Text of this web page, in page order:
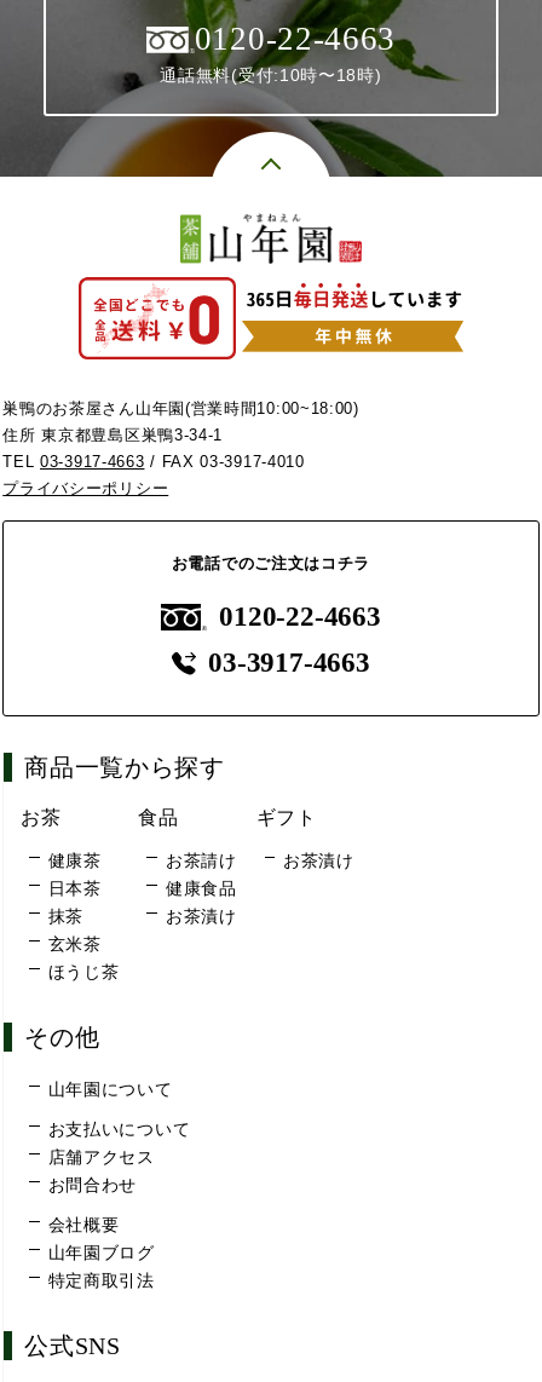
0120-22-4663
通話無料(受付:10時〜18時)
巣鴨のお茶屋さん山年園(営業時間10:00~18:00)
住所 東京都豊島区巣鴨3-34-1
TEL03-3917-4663 / FAX 03-3917-4010
プライバシーポリシー
お電話でのご注文はコチラ
0120-22-4663
03-3917-4663
商品一覧から探す
お茶
健康茶
日本茶
抹茶
玄米茶
ほうじ茶
食品
お茶請け
健康食品
お茶漬け
ギフト
お茶漬け
その他
山年園について
お支払いについて
店舗アクセス
お問合わせ
会社概要
山年園ブログ
特定商取引法
公式SNS